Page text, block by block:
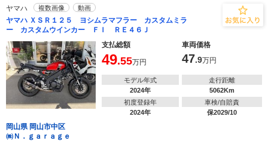
ヤマハ 複数画像 動画
ヤマハ ＸＳＲ１２５ ヨシムラマフラー カスタムミラ
ー カスタムウインカー ＦＩ ＲＥ４６Ｊ
支払総額
車両価格
49.55万円 47.9万円
モデル年式
2024年
走行距離
5062Km
初度登録年
2024年
車検/自賠責
保2029/10
岡山県 岡山市中区
㈱Ｎ．ｇａｒａｇｅ